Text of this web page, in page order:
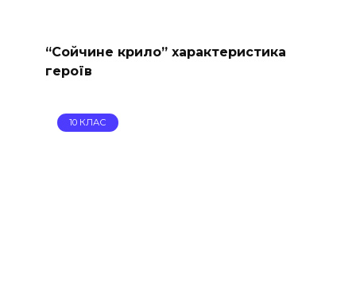
“Сойчине крило” характеристика
героїв
10 КЛАС